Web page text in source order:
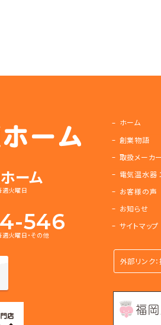
ーム
火曜日
546
火曜日・その他
ホーム
創業物語
取扱メーカー
電気温水器
お客様の声
お知らせ
サイトマップ
外部リンク